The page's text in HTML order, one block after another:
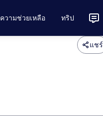
ความช่วยเหลือ ทริป
แชร์